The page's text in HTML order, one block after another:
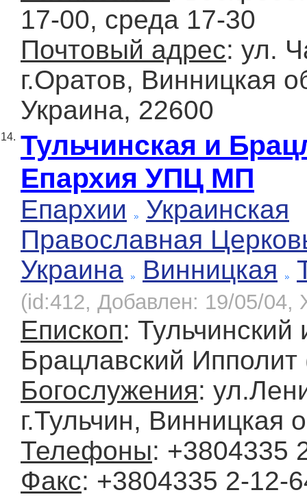
17-00, среда 17-30
Почтовый адрес: ул.
г.Оратов, Винницкая
Украина, 22600
14. Тульчинская и
Епархия УПЦ МП
Епархии
Украинская
Православная
Украина
Винницкая
(id:412, Добавлен: 19/05/04,
Епископ: Тульчинский
Брацлавский Ипполит
Богослужения:
г.Тульчин, Винницкая
Телефоны: +3804335
Факс: +3804335 2-12-